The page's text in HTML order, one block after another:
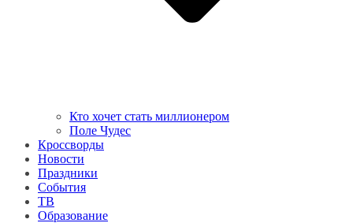
Кто хочет стать миллионером
Поле Чудес
Кроссворды
Новости
Праздники
События
ТВ
Образование